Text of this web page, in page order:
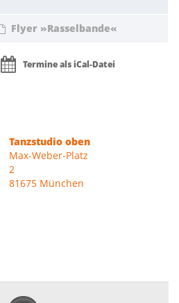
Flyer »Rasselbande«
Termine als iCal-Datei
Tanzstudio oben
Max-Weber-Platz
2
81675 München